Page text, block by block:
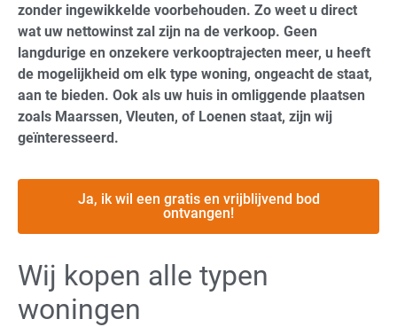
zonder ingewikkelde voorbehouden. Zo weet u direct
wat uw nettowinst zal zijn na de verkoop. Geen
langdurige en onzekere verkooptrajecten meer, u heeft
de mogelijkheid om elk type woning, ongeacht de staat,
aan te bieden. Ook als uw huis in omliggende plaatsen
zoals Maarssen, Vleuten, of Loenen staat, zijn wij
geïnteresseerd.
Ja, ik wil een gratis en vrijblijvend bod
ontvangen!
Wij kopen alle typen
woningen